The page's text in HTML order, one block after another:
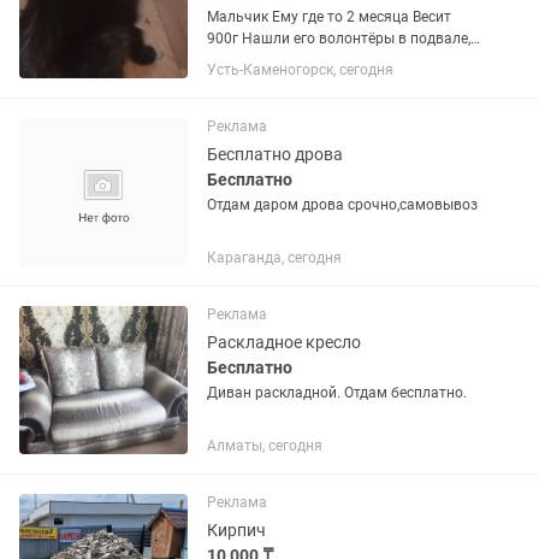
Мальчик Ему где то 2 месяца Весит
900г Нашли его волонтёры в подвале,
отмыли обработали, отдали мне. У
него анемия, но динамика
гемоглобин с 34 до 50. Я колю ему
железо,...
Усть-Каменогорск, сегодня
Реклама
Бесплатно дрова
Бесплатно
Отдам даром дрова срочно,самовывоз
Караганда, сегодня
Реклама
Раскладное кресло
Бесплатно
Диван раскладной. Отдам бесплатно.
Алматы, сегодня
Реклама
Кирпич